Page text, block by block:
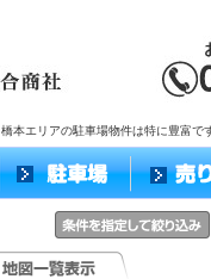
橋本エリアの駐車場物件は特に豊富で